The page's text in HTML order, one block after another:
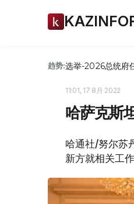
趋势:选举-2026总统府
11:01, 17 8月 2022
哈萨克斯
哈通社/努尔苏
新方就相关工